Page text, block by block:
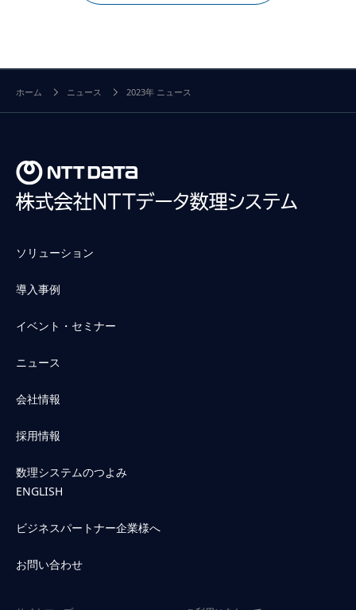
ホーム ニュース 2023年 ニュース
ソリューション
導入事例
イベント・セミナー
ニュース
会社情報
採用情報
数理システムのつよみ
ENGLISH
ビジネスパートナー企業様へ
お問い合わせ